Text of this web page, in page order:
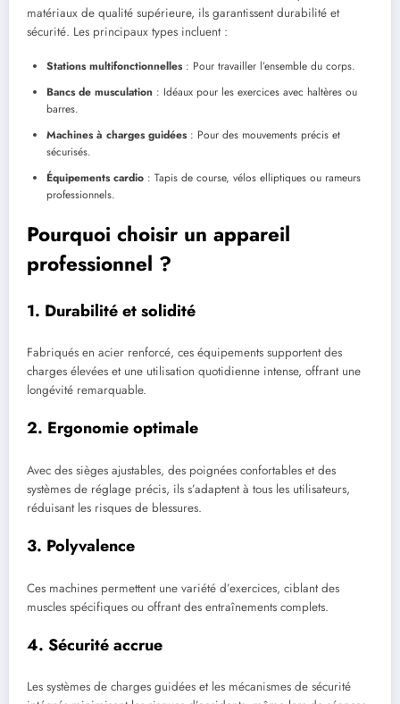
matériaux de qualité supérieure, ils garantissent durabilité et
sécurité. Les principaux types incluent :
Stations multifonctionnelles: Pour travailler l’ensemble du corps.
Bancs de musculation : Idéaux pour les exercices avec haltères ou
barres.
Machines à charges guidées: Pour des mouvements précis et
sécurisés.
Équipements cardio : Tapis de course, vélos elliptiques ou rameurs
professionnels.
Pourquoi choisir un appareil
professionnel ?
1. Durabilité et solidité
Fabriqués en acier renforcé, ces équipements supportent des
charges élevées et une utilisation quotidienne intense, offrant une
longévité remarquable.
2. Ergonomie optimale
Avec des sièges ajustables, des poignées confortables et des
systèmes de réglage précis, ils s’adaptent à tous les utilisateurs,
réduisant les risques de blessures.
3. Polyvalence
Ces machines permettent une variété d’exercices, ciblant des
muscles spécifiques ou offrant des entraînements complets.
4. Sécurité accrue
Les systèmes de charges guidées et les mécanismes de sécurité